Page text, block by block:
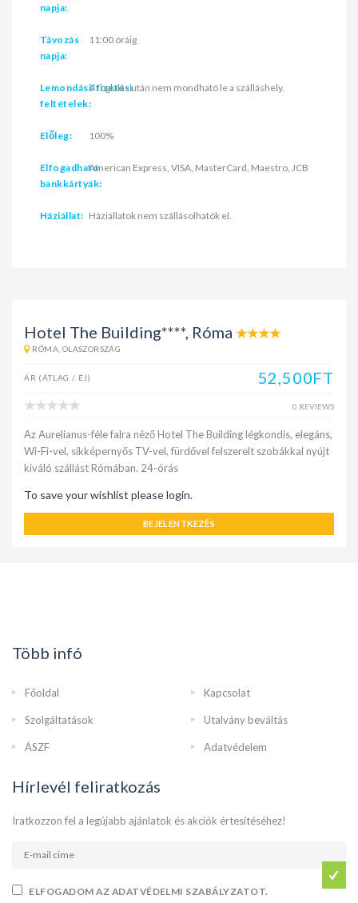
napja:
Távozás
napja:
11:00 óráig
Lemondási/fizetési
feltételek:
A foglalás után nem mondható le a szálláshely.
Előleg: 100%
Elfogadható
bankkártyák:
American Express, VISA, MasterCard, Maestro, JCB
Háziállat: Háziállatok nem szállásolhatók el.
Hotel The Building****, Róma
RÓMA, OLASZORSZÁG
ÁR (ÁTLAG / ÉJ) 52,500FT
0 REVIEWS
Az Aurelianus-féle falra néző Hotel The Building légkondis, elegáns,
Wi-Fi-vel, síkképernyős TV-vel, fürdővel felszerelt szobákkal nyújt
kiváló szállást Rómában. 24-órás
To save your wishlist please login.
BEJELENTKEZÉS
Több infó
Főoldal Kapcsolat
Szolgáltatások Utalvány beváltás
ÁSZF Adatvédelem
Hírlevél feliratkozás
Iratkozzon fel a legújabb ajánlatok és akciók értesítéséhez!
ELFOGADOM AZ ADATVÉDELMI SZABÁLYZATOT.